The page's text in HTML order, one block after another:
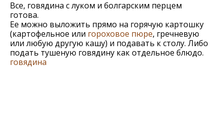
Все, говядина с луком и болгарским перцем
готова.
Ее можно выложить прямо на горячую картошку
(картофельное или гороховое пюре, гречневую
или любую другую кашу) и подавать к столу. Либо
подать тушеную говядину как отдельное блюдо.
говядина